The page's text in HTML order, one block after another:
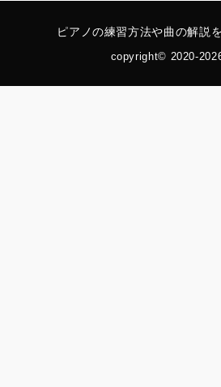
ピアノの練習方法や曲の解説
copyright© 2020-